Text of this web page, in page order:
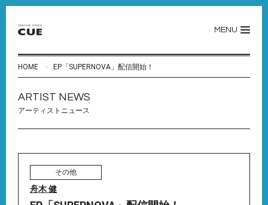
MENU
HOME EP「SUPERNOVA」配信開始！
ARTIST NEWS
アーティストニュース
その他
舟木 健